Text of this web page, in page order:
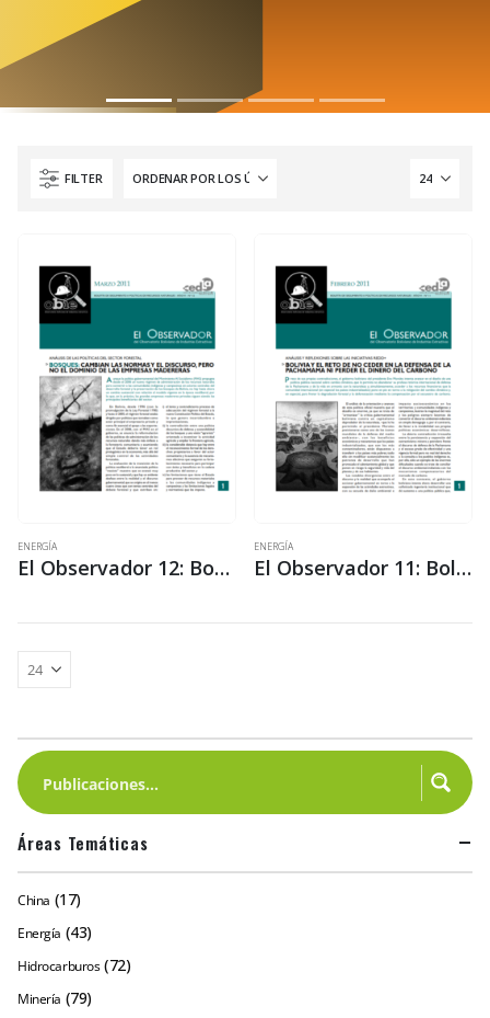
FILTER
ENERGÍA
El Observador 12: Bosques, cambian las normas y el discurso, pero no el dominio de las empresas madereras
ENERGÍA
El Observador 11: Bolivia y el reto de no ceder en la defensa de la pachamama ni perder el dinero del carbono
Áreas Temáticas
China (17)
Energía (43)
Hidrocarburos (72)
Minería (79)